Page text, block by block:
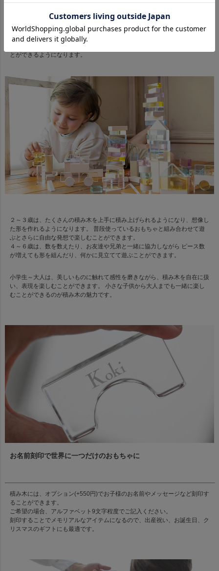
0～１歳は、積み木を握る、持ち上げる、落とすなど、触り心地やキラキラ
と光る積み木を楽しむことができます。
１～２歳は、基本的な形や色の認識、簡単な積み上げや横並びにして遊ぶこ
とができるようになります。
２～３歳は、たくさんの積み木を上手に積み上げられるようになり、想像し
た形を作れるようになります。 普段使っているおもちゃと組み合わせて遊
ぶとさらに自由な発想で楽しむことができます。
４～６歳は、数を数えたり、お友達や兄弟と一緒に協力しながら ピース数
が増えても形を組んだり、何かに見立てて遊ぶことができます。
小学生～大人は、美しいものに触れて感性を磨きながら、積み木を自在に扱
い、表現を楽しむことができます。 小さな子供から大人までも一緒に楽し
むことができるのが積み木の魅力です。
お名前刻印で世界に一つだけのおもちゃに
積み木には、オプション(+550円)でお子様のお名前やメッセージなど刻印す
ることができます。
ご希望の場合、アルファベット9文字程度でご記入ください。
刻印することでメモリアルなアイテムになるので、出産祝い、お誕生日、ク
リスマスのギフトにも最適です。